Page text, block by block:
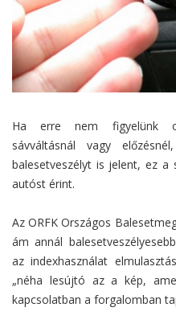
Ha erre nem figyelünk
sávváltásnál vagy
balesetveszélyt is jelent, ez a
autóst érint.
Az ORFK Országos
ám annál
az indexhasználat
„néha lesújtó az a kép,
kapcsolatban a forgalomban